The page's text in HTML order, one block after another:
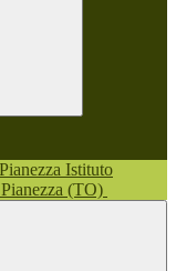
Istituto
Pianezza (TO)